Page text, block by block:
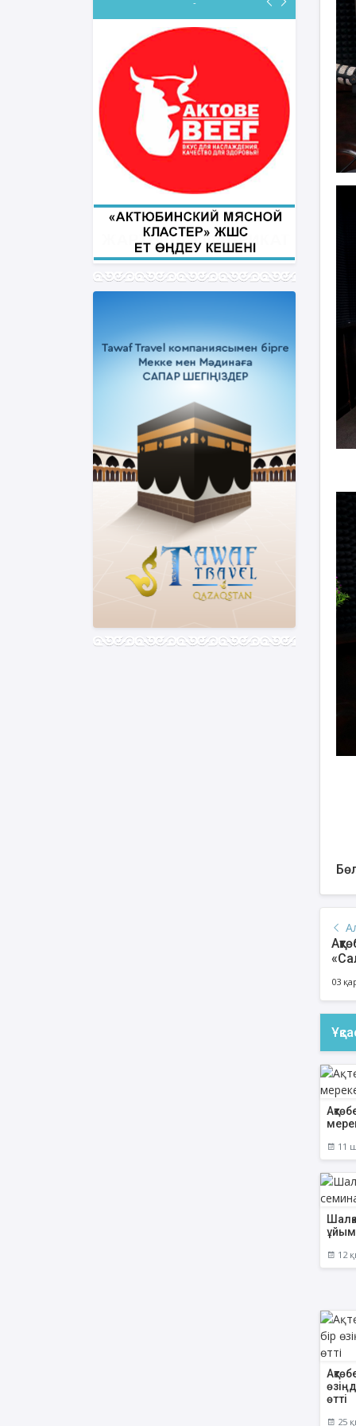
03
11
12
өтті
25
ФИҚҺ ДӘРІСТЕРІ
Нұрбол Смағұлов
""Нұр Ғасыр" облыстық мешітінің
наиб имамы
ТІКЕЛЕЙ ЭФИРДЕ
Аптаның сәрсенбі күндері сағат
21:00 (Ақтөбе уақытымен)
Біздің nur_gasyr Instagram
парақшамызда